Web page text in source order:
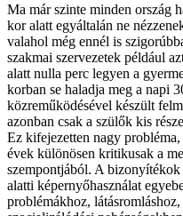
Ma már szinte minden ország
kor alatt egyáltalán ne
valahol még ennél is
szakmai szervezetek például
alatt nulla perc legyen a
korban se haladja meg a napi
közreműködésével készült
azonban csak a szülők kis
Ez kifejezetten nagy
évek különösen kritikusak a
szempontjából. A
alatti képernyőhasználat
problémákhoz,